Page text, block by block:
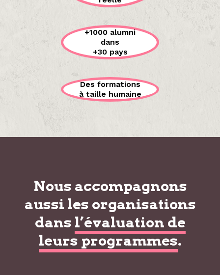
+1000 alumni
dans
+30 pays
Des formations
à taille humaine
Nous accompagnons
aussi les organisations
dans l’évaluation de
leurs programmes.